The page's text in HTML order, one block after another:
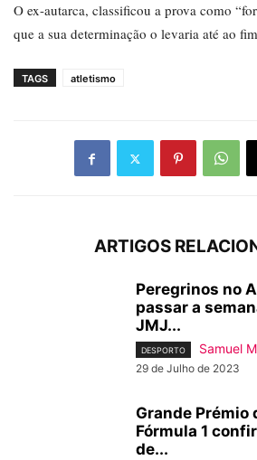
O ex-autarca, classificou a prova como
que a sua determinação o levaria até ao
TAGS atletismo
ARTIGOS
Peregrinos no
passar a
JMJ...
DESPORTO Samuel
29 de Julho de 2023
Grande Prémio
Fórmula 1
de...